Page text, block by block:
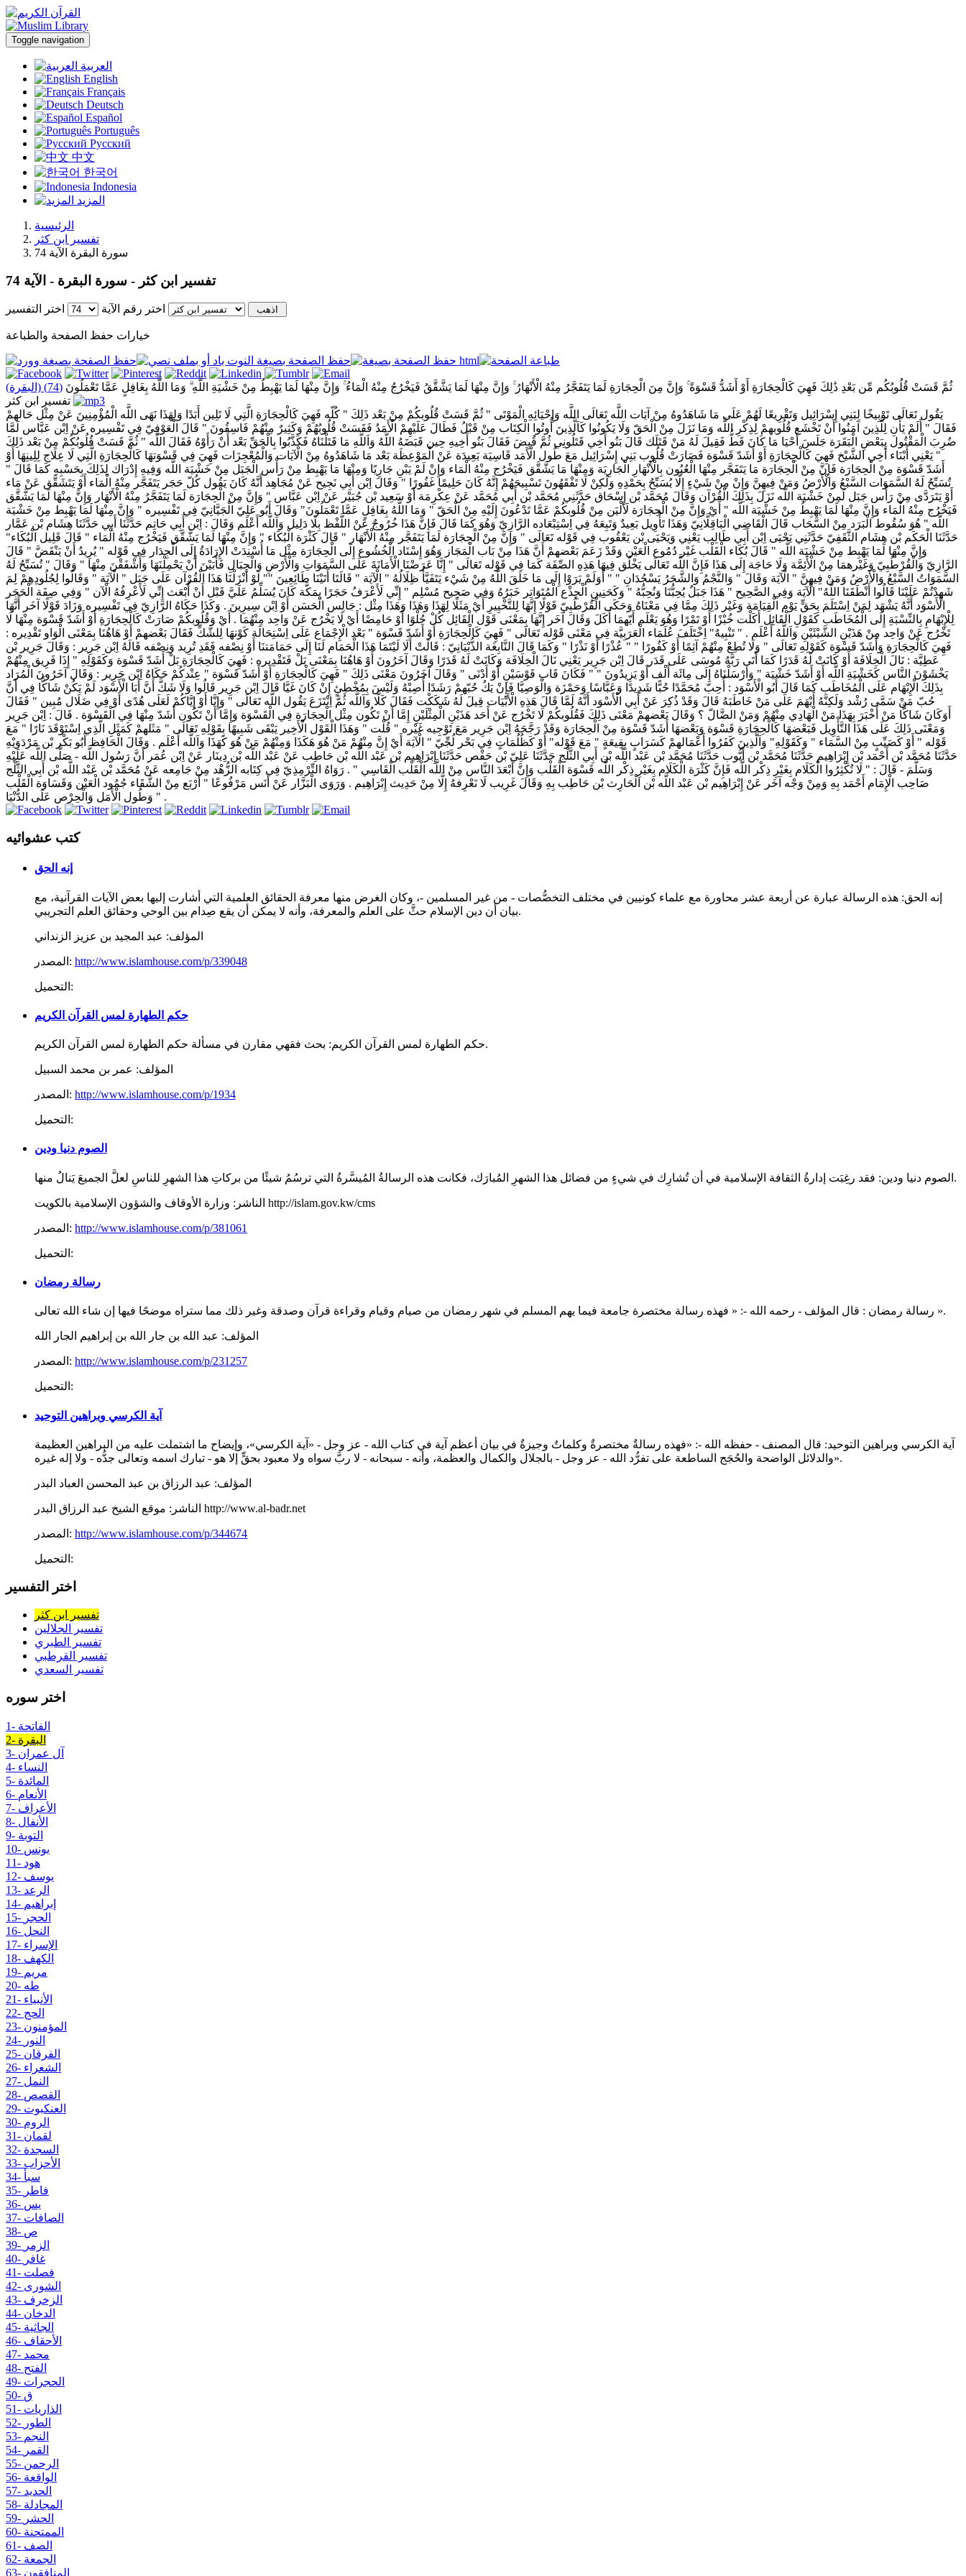
Toggle navigation
العربية
English
Français
Deutsch
Español
Português
Русский
中文
한국어
Indonesia
المزيد
الرئيسية
تفسير ابن كثر
سورة البقرة الآية 74
تفسير ابن كثر - سورة البقرة - الآية 74
اختر رقم الآية اختر التفسير
خيارات حفظ الصفحة والطباعة
ثُمَّ قَسَتْ قُلُوبُكُم مِّن بَعْدِ ذَٰلِكَ فَهِيَ كَالْحِجَارَةِ أَوْ أَشَدُّ قَسْوَةً ۚ وَإِنَّ مِنَ الْحِجَارَةِ لَمَا يَتَفَجَّرُ مِنْهُ الْأَنْهَارُ ۚ وَإِنَّ مِنْهَا لَمَا يَشَّقَّقُ فَيَخْرُجُ مِنْهُ الْمَاءُ ۚ وَإِنَّ مِنْهَا لَمَا يَهْبِطُ مِنْ خَشْيَةِ اللَّهِ ۗ وَمَا اللَّهُ بِغَافِلٍ عَمَّا تَعْمَلُونَ (74) (البقرة)
تفسير ابن كثر
يَقُول تَعَالَى تَوْبِيخًا لِبَنِي إِسْرَائِيل وَتَقْرِيعًا لَهُمْ عَلَى مَا شَاهَدُوهُ مِنْ آيَات اللَّه تَعَالَى اللَّه وَإِحْيَائِهِ الْمَوْتَى " ثُمَّ قَسَتْ قُلُوبكُمْ مِنْ بَعْد ذَلِكَ " كُلّه فَهِيَ كَالْحِجَارَةِ الَّتِي لَا تَلِين أَبَدًا وَلِهَذَا نَهَى اللَّه الْمُؤْمِنِينَ عَنْ مِثْل حَالهمْ
فَقَالَ " أَلَمْ يَأْنِ لِلَّذِينَ آمَنُوا أَنْ تَخْشَع قُلُوبهمْ لِذِكْرِ اللَّه وَمَا نَزَلَ مِنْ الْحَقّ وَلَا يَكُونُوا كَاَلَّذِينَ أُوتُوا الْكِتَاب مِنْ قَبْلُ فَطَالَ عَلَيْهِمْ الْأَمَدُ فَقَسَتْ قُلُوبُهُمْ وَكَثِيرٌ مِنْهُمْ فَاسِقُونَ " قَالَ الْعَوْفِيّ فِي تَفْسِيره عَنْ اِبْن عَبَّاس لَمَّا
ضُرِبَ الْمَقْتُول بِبَعْضِ الْبَقَرَة جَلَسَ أَحْيَا مَا كَانَ قَطُّ فَقِيلَ لَهُ مَنْ قَتَلَك قَالَ بَنُو أَخِي قَتَلُونِي ثُمَّ قُبِضَ فَقَالَ بَنُو أَخِيهِ حِين قَبَضَهُ اللَّهُ وَاَللَّهِ مَا قَتَلْنَاهُ فَكَذَّبُوا بِالْحَقِّ بَعْد أَنْ رَأَوْهُ فَقَالَ اللَّه " ثُمَّ قَسَتْ قُلُوبُكُمْ مِنْ بَعْد ذَلِكَ
" يَعْنِي أَبْنَاء أَخِي الشَّيْخ فَهِيَ كَالْحِجَارَةِ أَوْ أَشَدّ قَسْوَة فَصَارَتْ قُلُوب بَنِي إِسْرَائِيل مَعَ طُول الْأَمَد قَاسِيَة بَعِيدَة عَنْ الْمَوْعِظَة بَعْد مَا شَاهَدُوهُ مِنْ الْآيَات وَالْمُعْجِزَات فَهِيَ فِي قَسْوَتهَا كَالْحِجَارَةِ الَّتِي لَا عِلَاج لِلِينِهَا أَوْ
أَشَدّ قَسْوَة مِنْ الْحِجَارَة فَإِنَّ مِنْ الْحِجَارَة مَا يَتَفَجَّر مِنْهَا الْعُيُون بِالْأَنْهَارِ الْجَارِيَة وَمِنْهَا مَا يَشَّقَّق فَيَخْرُج مِنْهُ الْمَاء وَإِنْ لَمْ يَبْنِ جَارِيًا وَمِنْهَا مَا يَهْبِط مِنْ رَأْس الْجَبَل مِنْ خَشْيَة اللَّه وَفِيهِ إِدْرَاك لِذَلِكَ بِحَسْبِهِ كَمَا قَالَ "
تُسَبِّحُ لَهُ السَّمَوَات السَّبْعُ وَالْأَرْضُ وَمَنْ فِيهِنَّ وَإِنْ مِنْ شَيْءٍ إِلَّا يُسَبِّحُ بِحَمْدِهِ وَلَكِنْ لَا تَفْقَهُونَ تَسْبِيحَهُمْ إِنَّهُ كَانَ حَلِيمًا غَفُورًا " وَقَالَ اِبْن أَبِي نَجِيح عَنْ مُجَاهِد أَنَّهُ كَانَ يَقُول كُلّ حَجَر يَتَفَجَّر مِنْهُ الْمَاء أَوْ يَتَشَقَّق عَنْ مَاء
أَوْ يَتَرَدَّى مِنْ رَأْس جَبَل لَمِنْ خَشْيَة اللَّه نَزَلَ بِذَلِكَ الْقُرْآن وَقَالَ مُحَمَّد بْن إِسْحَاق حَدَّثَنِي مُحَمَّد بْن أَبِي مُحَمَّد عَنْ عِكْرِمَة أَوْ سَعِيد بْن جُبَيْر عَنْ اِبْن عَبَّاس " وَإِنَّ مِنْ الْحِجَارَة لَمَا يَتَفَجَّرُ مِنْهُ الْأَنْهَار وَإِنَّ مِنْهَا لَمَا يَشَّقَّق
فَيَخْرُج مِنْهُ الْمَاء وَإِنَّ مِنْهَا لَمَا يَهْبِطُ مِنْ خَشْيَة اللَّه " أَيْ وَإِنَّ مِنْ الْحِجَارَة لَأَلْيَن مِنْ قُلُوبكُمْ عَمَّا تَدْعُونَ إِلَيْهِ مِنْ الْحَقّ " وَمَا اللَّهُ بِغَافِلٍ عَمَّا تَعْمَلُونَ" وَقَالَ أَبُو عَلِيّ الْجَيَّانِيّ فِي تَفْسِيره " وَإِنَّ مِنْهَا لَمَا يَهْبِط مِنْ خَشْيَة
اللَّه " هُوَ سُقُوط الْبَرَد مِنْ السَّحَاب قَالَ الْقَاضِي الْبَاقِلَّانِيّ وَهَذَا تَأْوِيل بَعِيدٌ وَتَبِعَهُ فِي اِسْتِبْعَاده الرَّازِيّ وَهُوَ كَمَا قَالَ فَإِنَّ هَذَا خُرُوجٌ عَنْ اللَّفْظ بِلَا دَلِيل وَاَللَّه أَعْلَم وَقَالَ : اِبْن أَبِي حَاتِم حَدَّثَنَا أَبِي حَدَّثَنَا هِشَام بْن عَمَّار
حَدَّثَنَا الْحَكَم بْن هِشَام الثَّقَفِيّ حَدَّثَنِي يَحْيَى اِبْن أَبِي طَالِب يَعْنِي وَيَحْيَى بْن يَعْقُوب فِي قَوْله تَعَالَى " وَإِنَّ مِنْ الْحِجَارَة لَمَا يَتَفَجَّر مِنْهُ الْأَنْهَار " قَالَ كَثْرَة الْبُكَاء " وَإِنَّ مِنْهَا لَمَا يَشَّقَّق فَيَخْرُج مِنْهُ الْمَاء " قَالَ قَلِيل الْبُكَاء"
وَإِنَّ مِنْهَا لَمَا يَهْبِط مِنْ خَشْيَة اللَّه " قَالَ بُكَاء الْقَلْب غَيْر دُمُوع الْعَيْن وَقَدْ زَعَمَ بَعْضهمْ أَنَّ هَذَا مِنْ بَاب الْمَجَاز وَهُوَ إِسْنَاد الْخُشُوع إِلَى الْحِجَارَة مِثْل مَا أُسْنِدَتْ الْإِرَادَةُ إِلَى الْجِدَار فِي قَوْله " يُرِيدُ أَنْ يَنْقَضَّ " قَالَ
الرَّازِيّ وَالْقُرْطُبِيّ وَغَيْرهمَا مِنْ الْأَئِمَّة وَلَا حَاجَة إِلَى هَذَا فَإِنَّ اللَّه تَعَالَى يَخْلُق فِيهَا هَذِهِ الصِّفَة كَمَا فِي قَوْله تَعَالَى " إِنَّا عَرَضْنَا الْأَمَانَةَ عَلَى السَّمَوَاتِ وَالْأَرْضِ وَالْجِبَالِ فَأَبَيْنَ أَنْ يَحْمِلْنَهَا وَأَشْفَقْنَ مِنْهَا " وَقَالَ " تُسَبِّحُ لَهُ
السَّمَوَاتُ السَّبْعُ وَالْأَرْضُ وَمَنْ فِيهِنَّ " الْآيَة وَقَالَ " وَالنَّجْمُ وَالشَّجَرُ يَسْجُدَانِ " " أَوَلَمْ يَرَوْا إِلَى مَا خَلَقَ اللَّهُ مِنْ شَيْء يَتَفَيَّأُ ظِلَالُهُ " الْآيَة " قَالَتَا أَتَيْنَا طَائِعِينَ "" لَوْ أَنْزَلْنَا هَذَا الْقُرْآن عَلَى جَبَل " الْآيَة " وَقَالُوا لِجُلُودِهِمْ لِمَ
شَهِدْتُمْ عَلَيْنَا قَالُوا أَنْطَقَنَا اللَّهُ" الْآيَة وَفِي الصَّحِيح " هَذَا جَبَلٌ يُحِبُّنَا وَنُحِبُّهُ " وَكَحَنِينِ الْجِذْع الْمُتَوَاتِر خَبَرُهُ وَفِي صَحِيح مُسْلِم " إِنِّي لَأَعْرَفُ حَجَرًا بِمَكَّة كَانَ يُسَلِّمُ عَلَيَّ قَبْل أَنْ أُبْعَث إِنِّي لَأَعْرِفُهُ الْآن " وَفِي صِفَة الْحَجَر
الْأَسْوَد أَنَّهُ يَشْهَد لِمَنْ اِسْتَلَمَ بِحَقٍّ يَوْم الْقِيَامَة وَغَيْر ذَلِكَ مِمَّا فِي مَعْنَاهُ وَحَكَى الْقُرْطُبِيّ قَوْلًا إِنَّهَا لِلتَّخْيِيرِ أَيْ مَثَلًا لِهَذَا وَهَذَا وَهَذَا مِثْل : جَالِس الْحَسَن أَوْ اِبْن سِيرِينَ . وَكَذَا حَكَاهُ الرَّازِيّ فِي تَفْسِيره وَزَادَ قَوْلًا آخَر أَنَّهَا
لِلْإِبْهَامِ بِالنِّسْبَةِ إِلَى الْمُخَاطَب كَقَوْلِ الْقَائِل أَكَلْت خُبْزًا أَوْ تَمْرًا وَهُوَ يَعْلَم أَيّهمَا أَكَلَ وَقَالَ آخَر إِنَّهَا بِمَعْنَى قَوْل الْقَائِل كُلْ حُلْوًا أَوْ حَامِضًا أَيْ لَا يَخْرُج عَنْ وَاحِد مِنْهُمَا . أَيْ وَقُلُوبكُمْ صَارَتْ كَالْحِجَارَةِ أَوْ أَشَدّ قَسْوَة مِنْهَا لَا
تَخْرُج عَنْ وَاحِد مِنْ هَذَيْنِ الشَّيْئَيْنِ وَاَللَّهُ أَعْلَم . " تَنْبِيهٌ" اِخْتَلَفَ عُلَمَاء الْعَرَبِيَّة فِي مَعْنَى قَوْله تَعَالَى " فَهِيَ كَالْحِجَارَةِ أَوْ أَشَدّ قَسْوَة " بَعْد الْإِجْمَاع عَلَى اِسْتِحَالَة كَوْنهَا لِلشَّكِّ فَقَالَ بَعْضهمْ أَوْ هَاهُنَا بِمَعْنَى الْوَاو تَقْدِيره :
فَهِيَ كَالْحِجَارَةِ وَأَشَدّ قَسْوَة كَقَوْلِهِ تَعَالَى " وَلَا تُطِعْ مِنْهُمْ آثِمًا أَوْ كَفُورًا " " عُذْرًا أَوْ نَذْرًا " وَكَمَا قَالَ النَّابِغَة الذُّبْيَانِيّ : قَالَتْ أَلَا لَيْتَمَا هَذَا الْحَمَام لَنَا إِلَى حَمَامَتنَا أَوْ نِصْفه فَقَدِ تُرِيد وَنِصْفه قَالَهُ اِبْن جَرِير : وَقَالَ جَرِير بْن
عَطِيَّة : نَالَ الْخِلَافَةَ أَوْ كَانَتْ لَهُ قَدَرًا كَمَا أَتَى رَبَّهُ مُوسَى عَلَى قَدَر قَالَ اِبْن جَرِير يَعْنِي نَالَ الْخِلَافَة وَكَانَتْ لَهُ قَدَرًا وَقَالَ آخَرُونَ أَوْ هَاهُنَا بِمَعْنَى بَلْ فَتَقْدِيره : فَهِيَ كَالْحِجَارَةِ بَلْ أَشَدّ قَسْوَة وَكَقَوْلِهِ " إِذَا فَرِيق مِنْهُمْ
يَخْشَوْنَ النَّاس كَخَشْيَةِ اللَّه أَوْ أَشَدّ خَشْيَة " وَأَرْسَلْنَاهُ إِلَى مِائَة أَلْف أَوْ يَزِيدُونَ " " فَكَانَ قَاب قَوْسَيْنِ أَوْ أَدْنَى " وَقَالَ آخَرُونَ مَعْنَى ذَلِكَ " فَهِيَ كَالْحِجَارَةِ أَوْ أَشَدّ قَسْوَة " عِنْدكُمْ حَكَاهُ اِبْن جَرِير : وَقَالَ آخَرُونَ الْمُرَاد
بِذَلِكَ الْإِبْهَام عَلَى الْمُخَاطَب كَمَا قَالَ أَبُو الْأَسْوَد : أُحِبّ مُحَمَّدًا حُبًّا شَدِيدًا وَعَبَّاسًا وَحَمْزَة وَالْوَصِيَّا فَإِنْ يَكُ حُبّهمْ رَشَدًا أُصِبْهُ وَلَيْسَ بِمُخْطِئٍ إِنْ كَانَ غَيَّا قَالَ اِبْن جَرِير قَالُوا وَلَا شَكَّ أَنَّ أَبَا الْأَسْوَد لَمْ يَكُنْ شَاكًّا فِي أَنَّ
حُبّ مَنْ سَمَّى رُشْد وَلَكِنَّهُ أَبْهَمَ عَلَى مَنْ خَاطَبَهُ قَالَ وَقَدْ ذُكِرَ عَنْ أَبِي الْأَسْوَد أَنَّهُ لَمَّا قَالَ هَذِهِ الْأَبْيَات قِيلَ لَهُ شَكَكْت فَقَالَ كَلَّا وَاَللَّه ثُمَّ اِنْتَزَعَ يَقُول اللَّه تَعَالَى " وَإِنَّا أَوْ إِيَّاكُمْ لَعَلَى هُدًى أَوْ فِي ضَلَال مُبِين " فَقَالَ
أَوَكَانَ شَاكًّا مَنْ أَخْبَرَ بِهَذَا مَنْ الْهَادِي مِنْهُمْ وَمَنْ الضَّالّ ؟ وَقَالَ بَعْضهمْ مَعْنَى ذَلِكَ فَقُلُوبكُمْ لَا تَخْرُج عَنْ أَحَد هَذَيْنِ الْمِثْلَيْنِ إِمَّا أَنْ تَكُون مِثْل الْحِجَارَة فِي الْقَسْوَة وَإِمَّا أَنْ تَكُون أَشَدّ مِنْهَا فِي الْقَسْوَة . قَالَ : اِبْن جَرِير
وَمَعْنَى ذَلِكَ عَلَى هَذَا التَّأْوِيل فَبَعْضهَا كَالْحِجَارَةِ قَسْوَة وَبَعْضهَا أَشَدّ قَسْوَة مِنْ الْحِجَارَة وَقَدْ رَجَّحَهُ اِبْن جَرِير مَعَ تَوْجِيه غَيْره " قُلْت " وَهَذَا الْقَوْل الْأَخِير يَبْقَى شَبِيهًا بِقَوْلِهِ تَعَالَى " مَثَلهمْ كَمَثَلِ الَّذِي اِسْتَوْقَدَ نَارًا " مَعَ
قَوْله " أَوْ كَصَيِّبٍ مِنْ السَّمَاء " وَكَقَوْلِهِ" وَاَلَّذِينَ كَفَرُوا أَعْمَالهمْ كَسَرَابٍ بِقِيعَةٍ " مَعَ قَوْله" أَوْ كَظُلُمَاتٍ فِي بَحْر لُجِّيّ " الْآيَة أَيْ إِنَّ مِنْهُمْ مَنْ هُوَ هَكَذَا وَمِنْهُمْ مَنْ هُوَ كَهَذَا وَاَللَّه أَعْلَم . وَقَالَ الْحَافِظ أَبُو بَكْر بْن مَرْدَوَيْهِ
حَدَّثَنَا مُحَمَّد بْن أَحْمَد بْن إِبْرَاهِيم حَدَّثَنَا مُحَمَّد بْن أَيُّوب حَدَّثَنَا مُحَمَّد بْن عَبْد اللَّه بْن أَبِي الثَّلْج حَدَّثَنَا عَلِيّ بْن حَفْص حَدَّثَنَا إِبْرَاهِيم بْن عَبْد اللَّه بْن حَاطِب عَنْ عَبْد اللَّه بْن دِينَار عَنْ اِبْن عُمَر أَنَّ رَسُول اللَّه - صَلَّى اللَّه عَلَيْهِ
وَسَلَّمَ - قَالَ : " لَا تُكْثِرُوا الْكَلَام بِغَيْرِ ذِكْر اللَّه فَإِنَّ كَثْرَة الْكَلَام بِغَيْرِ ذِكْر اللَّه قَسْوَة الْقَلْب وَإِنَّ أَبْعَدَ النَّاس مِنْ اللَّه الْقَلْب الْقَاسِي " . رَوَاهُ التِّرْمِذِيّ فِي كِتَابه الزُّهْد مِنْ جَامِعه عَنْ مُحَمَّد بْن عَبْد اللَّه بْن أَبِي الثَّلْج
صَاحِب الْإِمَام أَحْمَد بِهِ وَمِنْ وَجْه آخَر عَنْ إِبْرَاهِيم بْن عَبْد اللَّه بْن الْحَارِث بْن حَاطِب بِهِ وَقَالَ غَرِيب لَا نَعْرِفهُ إِلَّا مِنْ حَدِيث إِبْرَاهِيم . وَرَوَى الْبَزَّار عَنْ أَنَس مَرْفُوعًا " أَرْبَع مِنْ الشَّقَاء جُمُود الْعَيْن وَقَسَاوَة الْقَلْب
وَطُول الْأَمَل وَالْحِرْص عَلَى الدُّنْيَا " .
كتب عشوائيه
إنه الحق
إنه الحق: هذه الرسالة عبارة عن أربعة عشر محاورة مع علماء كونيين في مختلف التخصُّصات - من غير المسلمين -، وكان الغرض منها معرفة الحقائق العلمية التي أشارت إليها بعض الآيات القرآنية، مع
بيان أن دين الإسلام حثَّ على العلم والمعرفة، وأنه لا يمكن أن يقع صِدام بين الوحي وحقائق العلم التجريبي.
المؤلف: عبد المجيد بن عزيز الزنداني
المصدر: http://www.islamhouse.com/p/339048
التحميل:
حكم الطهارة لمس القرآن الكريم
حكم الطهارة لمس القرآن الكريم: بحث فقهي مقارن في مسألة حكم الطهارة لمس القرآن الكريم.
المؤلف: عمر بن محمد السبيل
المصدر: http://www.islamhouse.com/p/1934
التحميل:
الصوم دنيا ودين
الصوم دنيا ودين: فقد رغِبَت إدارةُ الثقافة الإسلامية في أن تُشارِك في شيءٍ من فضائل هذا الشهرِ المُبارَك، فكانت هذه الرسالةُ المُيسَّرةُ التي ترسُمُ شيئًا من بركاتِ هذا الشهرِ للناسِ لعلَّ الجميعَ يَنالُ منها.
الناشر: وزارة الأوقاف والشؤون الإسلامية بالكويت http://islam.gov.kw/cms
المصدر: http://www.islamhouse.com/p/381061
التحميل:
رسالة رمضان
رسالة رمضان : قال المؤلف - رحمه الله -: « فهذه رسالة مختصرة جامعة فيما يهم المسلم في شهر رمضان من صيام وقيام وقراءة قرآن وصدقة وغير ذلك مما ستراه موضحًا فيها إن شاء الله تعالى ».
المؤلف: عبد الله بن جار الله بن إبراهيم الجار الله
المصدر: http://www.islamhouse.com/p/231257
التحميل:
آية الكرسي وبراهين التوحيد
آية الكرسي وبراهين التوحيد: قال المصنف - حفظه الله -: «فهذه رسالةٌ مختصرةٌ وكلماتٌ وجيزةٌ في بيان أعظم آية في كتاب الله - عز وجل - «آية الكرسي»، وإيضاح ما اشتملت عليه من البراهين العظيمة
والدلائل الواضحة والحُجَج الساطعة على تفرُّد الله - عز وجل - بالجلال والكمال والعظمة، وأنه - سبحانه - لا ربَّ سواه ولا معبود بحقٍّ إلا هو - تبارك اسمه وتعالى جدُّه - ولا إله غيره».
المؤلف: عبد الرزاق بن عبد المحسن العباد البدر
الناشر: موقع الشيخ عبد الرزاق البدر http://www.al-badr.net
المصدر: http://www.islamhouse.com/p/344674
التحميل:
اختر التفسير
تفسير ابن كثر
تفسير الجلالين
تفسير الطبري
تفسير القرطبي
تفسير السعدي
اختر سوره
1- الفاتحة
2- البقرة
3- آل عمران
4- النساء
5- المائدة
6- الأنعام
7- الأعراف
8- الأنفال
9- التوبة
10- يونس
11- هود
12- يوسف
13- الرعد
14- إبراهيم
15- الحجر
16- النحل
17- الإسراء
18- الكهف
19- مريم
20- طه
21- الأنبياء
22- الحج
23- المؤمنون
24- النور
25- الفرقان
26- الشعراء
27- النمل
28- القصص
29- العنكبوت
30- الروم
31- لقمان
32- السجدة
33- الأحزاب
34- سبأ
35- فاطر
36- يس
37- الصافات
38- ص
39- الزمر
40- غافر
41- فصلت
42- الشورى
43- الزخرف
44- الدخان
45- الجاثية
46- الأحقاف
47- محمد
48- الفتح
49- الحجرات
50- ق
51- الذاريات
52- الطور
53- النجم
54- القمر
55- الرحمن
56- الواقعة
57- الحديد
58- المجادلة
59- الحشر
60- الممتحنة
61- الصف
62- الجمعة
63- المنافقون